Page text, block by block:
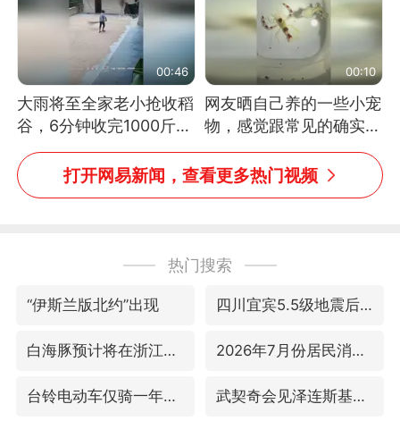
00:46
大雨将至全家老小抢收稻
谷，6分钟收完1000斤，
没有一个人掉链子
00:10
网友晒自己养的一些小宠
物，感觉跟常见的确实有
些不一样
打开网易新闻，查看更多热门视频
热门搜索
“伊斯兰版北约”出现 四川宜宾5.5级地震后余震为何不断
白海豚预计将在浙江苍南到三门一带登陆 2026年7月份居民消费价格同比上涨0.5%
台铃电动车仅骑一年就断电趴窝 武契奇会见泽连斯基有何意图